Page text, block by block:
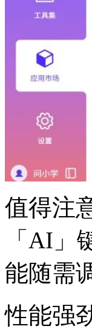
值得注
「AI」
能随需
性能强